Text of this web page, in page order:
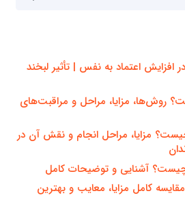
اعتماد به نفس | تأثیر لبخند
روش‌ها، مزایا، مراحل و مراقبت‌های
مزایا، مراحل انجام و نقش آن در
آشنایی و توضیحات کامل
کامل مزایا، معایب و بهترین